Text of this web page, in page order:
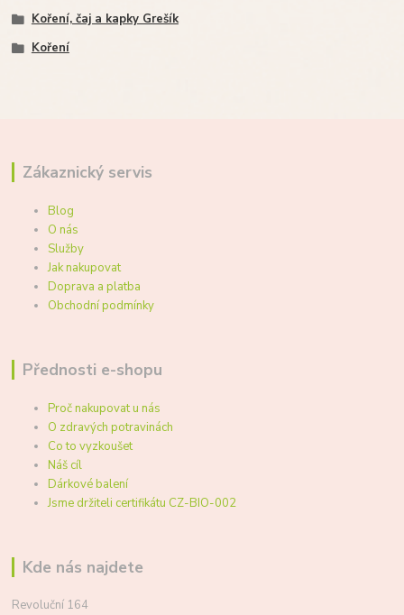
Koření, čaj a kapky Grešík
Koření
Zákaznický servis
Blog
O nás
Služby
Jak nakupovat
Doprava a platba
Obchodní podmínky
Přednosti e-shopu
Proč nakupovat u nás
O zdravých potravinách
Co to vyzkoušet
Náš cíl
Dárkové balení
Jsme držiteli certifikátu CZ-BIO-002
Kde nás najdete
Revoluční 164